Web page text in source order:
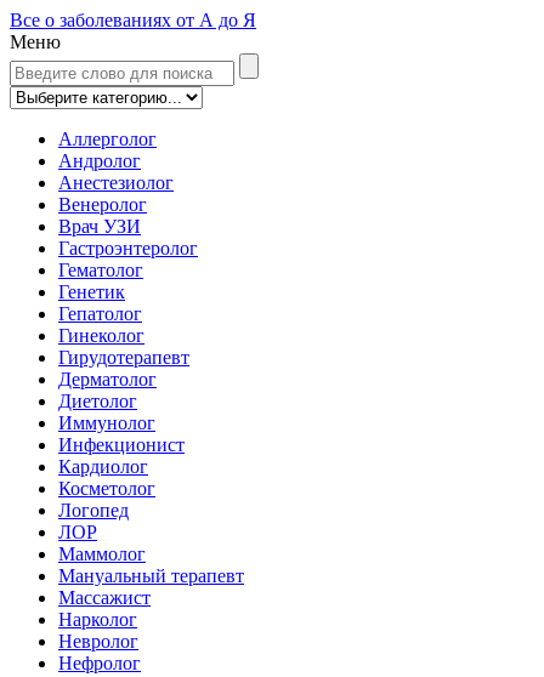
Все о заболеваниях от А до Я
Меню
Аллерголог
Андролог
Анестезиолог
Венеролог
Врач УЗИ
Гастроэнтеролог
Гематолог
Генетик
Гепатолог
Гинеколог
Гирудотерапевт
Дерматолог
Диетолог
Иммунолог
Инфекционист
Кардиолог
Косметолог
Логопед
ЛОР
Маммолог
Мануальный терапевт
Массажист
Нарколог
Невролог
Нефролог